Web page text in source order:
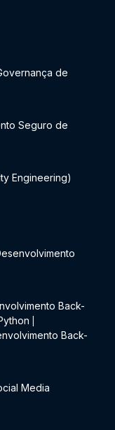
de
Seguro de
Engineering)
Back-
Back-
Media